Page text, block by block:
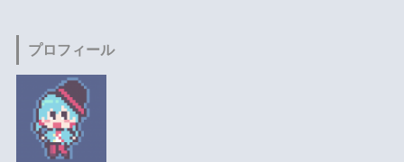
プロフィール